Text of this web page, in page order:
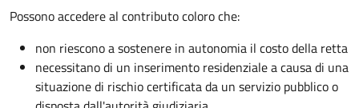
Possono accedere al contributo coloro che:
non riescono a sostenere in autonomia il costo della retta
necessitano di un inserimento residenziale a causa di una
situazione di rischio certificata da un servizio pubblico o